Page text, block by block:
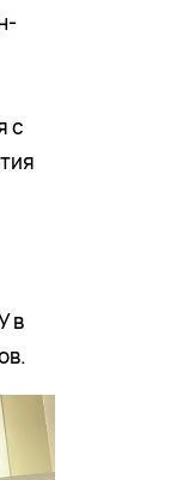
с
в